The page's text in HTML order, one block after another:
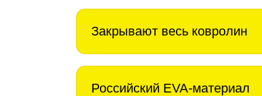
Закрывают весь ковролин
Российский EVA-материал